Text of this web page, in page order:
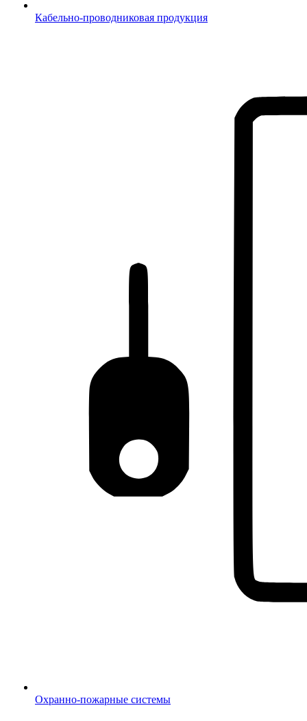
Кабельно-проводниковая продукция
Охранно-пожарные системы